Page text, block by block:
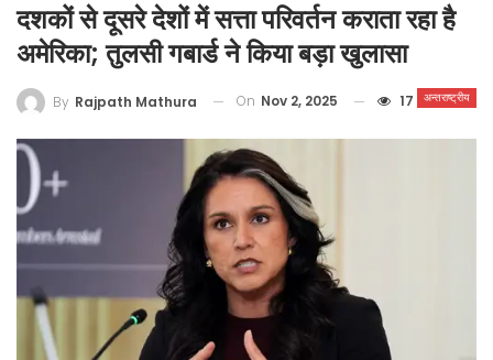
दशकों से दूसरे देशों में सत्ता परिवर्तन कराता रहा है
अमेरिका; तुलसी गबार्ड ने किया बड़ा खुलासा
अन्तराष्ट्रीय
By Rajpath Mathura On Nov 2, 2025 17